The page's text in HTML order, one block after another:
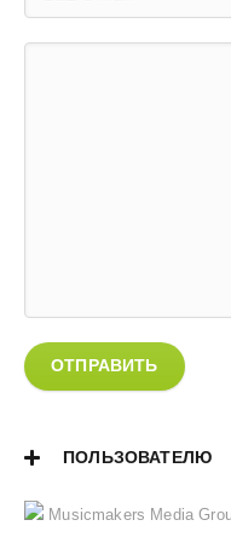
ОТПРАВИТЬ
ПОЛЬЗОВАТЕЛЮ
Musicmakers Media